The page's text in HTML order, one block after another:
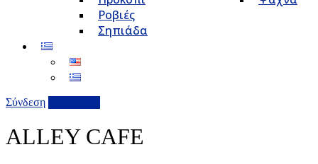
Ροβιές
Σηπιάδα
Σύνδεση
ALLEY CAFE